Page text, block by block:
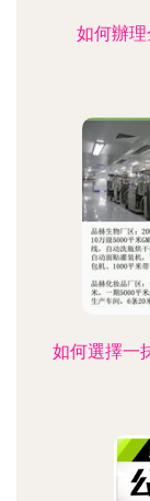
如何辦
如何選擇一